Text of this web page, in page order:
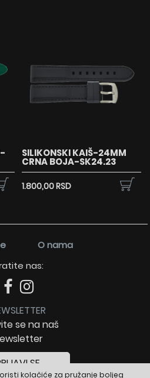
kolačiće za pružanje boljeg
SILIKONSKI KAIŠ-24MM
CRNA BOJA-SK24.23
1.800,00 RSD
O nama
nas:
se na naš
SE